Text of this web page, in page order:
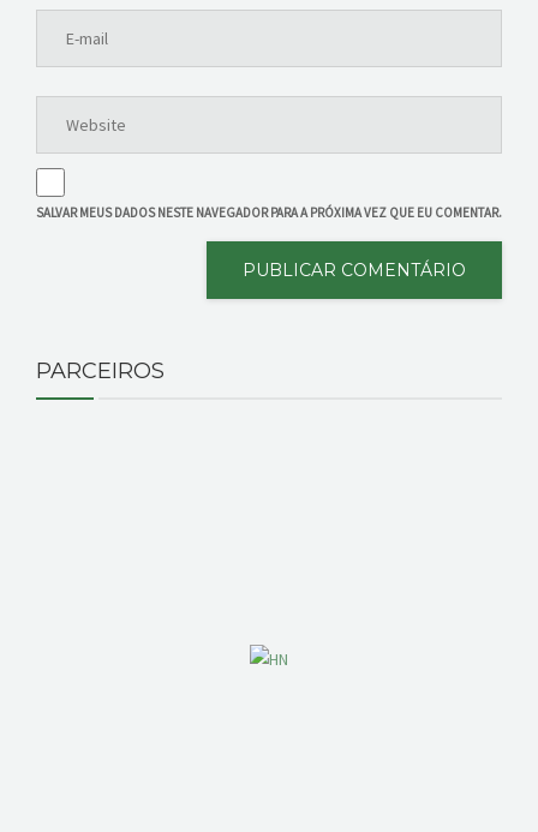
SALVAR MEUS DADOS NESTE NAVEGADOR PARA A PRÓXIMA VEZ QUE EU COMENTAR.
PARCEIROS